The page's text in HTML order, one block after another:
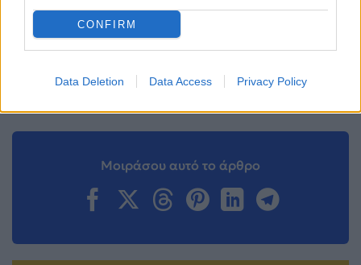
CONFIRM
Data Deletion Data Access Privacy Policy
Mad.gr στο Google
Ακολουθήστε το
Mad.gr στο MSN
Μοιράσου αυτό το άρθρο